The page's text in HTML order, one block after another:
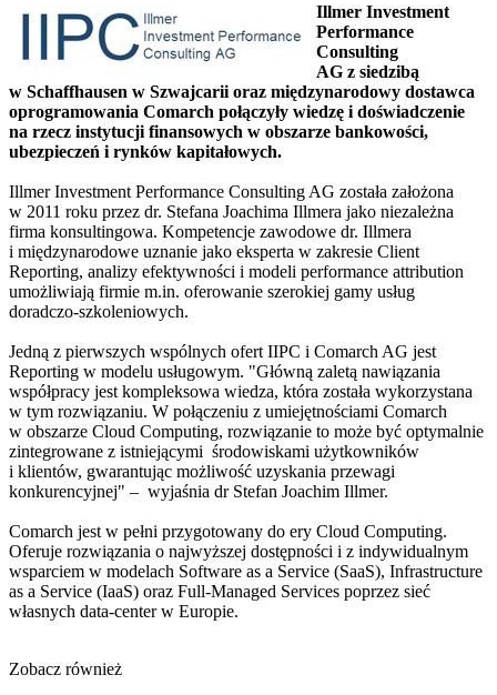
Illmer Investment
Performance
Consulting
AG z siedzibą
w Schaffhausen w Szwajcarii oraz międzynarodowy dostawca
oprogramowania Comarch połączyły wiedzę i doświadczenie
na rzecz instytucji finansowych w obszarze bankowości,
ubezpieczeń i rynków kapitałowych.
Illmer Investment Performance Consulting AG została założona
w 2011 roku przez dr. Stefana Joachima Illmera jako niezależna
firma konsultingowa. Kompetencje zawodowe dr. Illmera
i międzynarodowe uznanie jako eksperta w zakresie Client
Reporting, analizy efektywności i modeli performance attribution
umożliwiają firmie m.in. oferowanie szerokiej gamy usług
doradczo-szkoleniowych.
Jedną z pierwszych wspólnych ofert IIPC i Comarch AG jest
Reporting w modelu usługowym. "Główną zaletą nawiązania
współpracy jest kompleksowa wiedza, która została wykorzystana
w tym rozwiązaniu. W połączeniu z umiejętnościami Comarch
w obszarze Cloud Computing, rozwiązanie to może być optymalnie
zintegrowane z istniejącymi środowiskami użytkowników
i klientów, gwarantując możliwość uzyskania przewagi
konkurencyjnej" – wyjaśnia dr Stefan Joachim Illmer.
Comarch jest w pełni przygotowany do ery Cloud Computing.
Oferuje rozwiązania o najwyższej dostępności i z indywidualnym
wsparciem w modelach Software as a Service (SaaS), Infrastructure
as a Service (IaaS) oraz Full-Managed Services poprzez sieć
własnych data-center w Europie.
Zobacz również